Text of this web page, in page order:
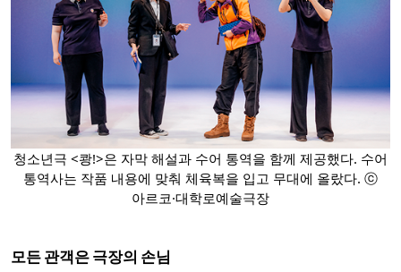
청소년극 <쾅!>은 자막 해설과 수어 통역을 함께 제공했다. 수어
통역사는 작품 내용에 맞춰 체육복을 입고 무대에 올랐다. ⓒ
아르코·대학로예술극장
모든 관객은 극장의 손님